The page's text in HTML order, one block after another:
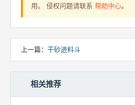
用。 侵权问题请联系 帮助中心。
上一篇： 干砂进料斗
相关推荐